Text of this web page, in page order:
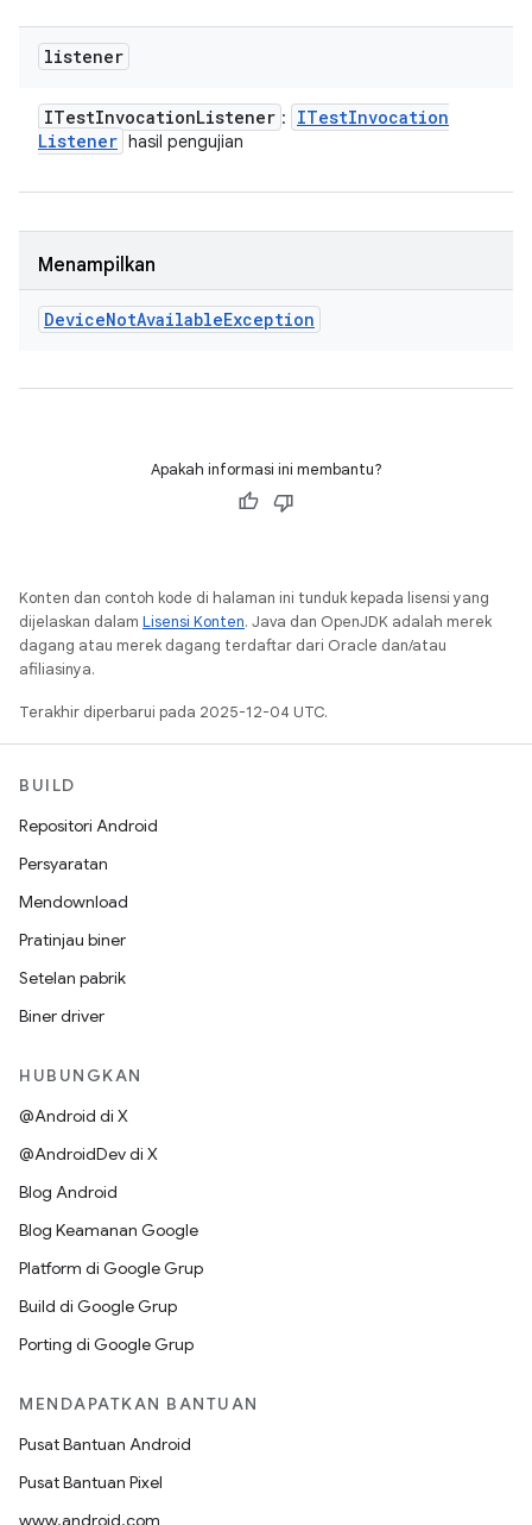
listener
ITestInvocationListener : ITestInvocation
Listener hasil pengujian
Menampilkan
DeviceNotAvailableException
Apakah informasi ini membantu?
Konten dan contoh kode di halaman ini tunduk kepada lisensi yang
dijelaskan dalam Lisensi Konten. Java dan OpenJDK adalah merek
dagang atau merek dagang terdaftar dari Oracle dan/atau
afiliasinya.
Terakhir diperbarui pada 2025-12-04 UTC.
BUILD
Repositori Android
Persyaratan
Mendownload
Pratinjau biner
Setelan pabrik
Biner driver
HUBUNGKAN
@Android di X
@AndroidDev di X
Blog Android
Blog Keamanan Google
Platform di Google Grup
Build di Google Grup
Porting di Google Grup
MENDAPATKAN BANTUAN
Pusat Bantuan Android
Pusat Bantuan Pixel
www.android.com